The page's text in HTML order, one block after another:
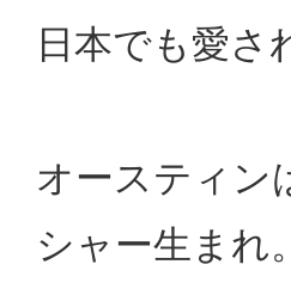
日本でも愛さ
オースティン
シャー生まれ